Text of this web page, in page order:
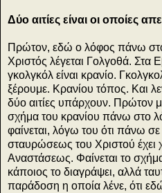
Δύο αιτίες είναι οι οποίες
Πρώτον, εδώ ο λόφος πάνω
Χριστός λέγεται Γολγοθά. Στα
γκολγκόλ είναι κρανίο.
ξέρουμε. Κρανίου τόπος. Και
δύο αιτίες υπάρχουν. Πρώτον
σχήμα του κρανίου πάνω στο
φαίνεται, λόγω του ότι πάνω
σταυρώσεως του Χριστού έχει
Αναστάσεως. Φαίνεται το
κάποιος το διαγράψει, αλλά
παράδοση η οποία λένε, ότι